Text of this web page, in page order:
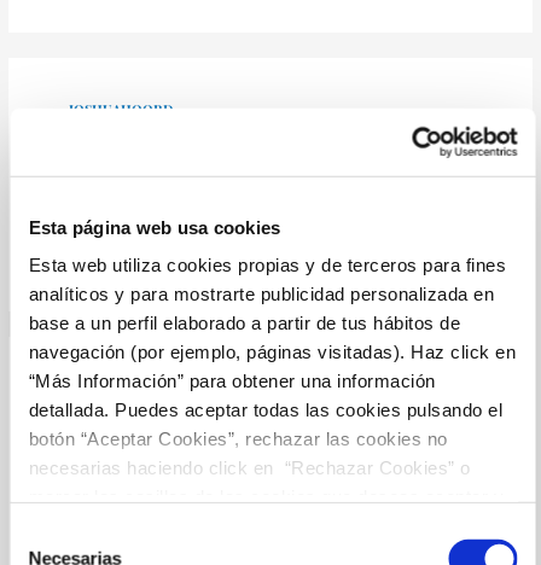
Esta página web usa cookies
Esta web utiliza cookies propias y de terceros para fines
analíticos y para mostrarte publicidad personalizada en
base a un perfil elaborado a partir de tus hábitos de
navegación (por ejemplo, páginas visitadas). Haz click en
“Más Información” para obtener una información
detallada. Puedes aceptar todas las cookies pulsando el
botón “Aceptar Cookies”, rechazar las cookies no
necesarias haciendo click en “Rechazar Cookies” o
Necesarias
JOSHUAHOORD
– Macksood Urology
JAMESALLOR
JUNIO 16, 2026 A LAS 9:46 AM
affordable pharmacy: buying prescriptions in mexico– meds
from mexico